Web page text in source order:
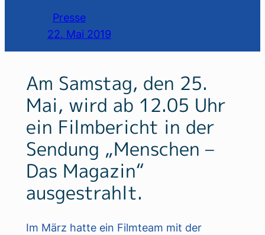
Presse
22. Mai 2019
Am Samstag, den 25.
Mai, wird ab 12.05 Uhr
ein Filmbericht in der
Sendung „Menschen –
Das Magazin“
ausgestrahlt.
Im März hatte ein Filmteam mit der